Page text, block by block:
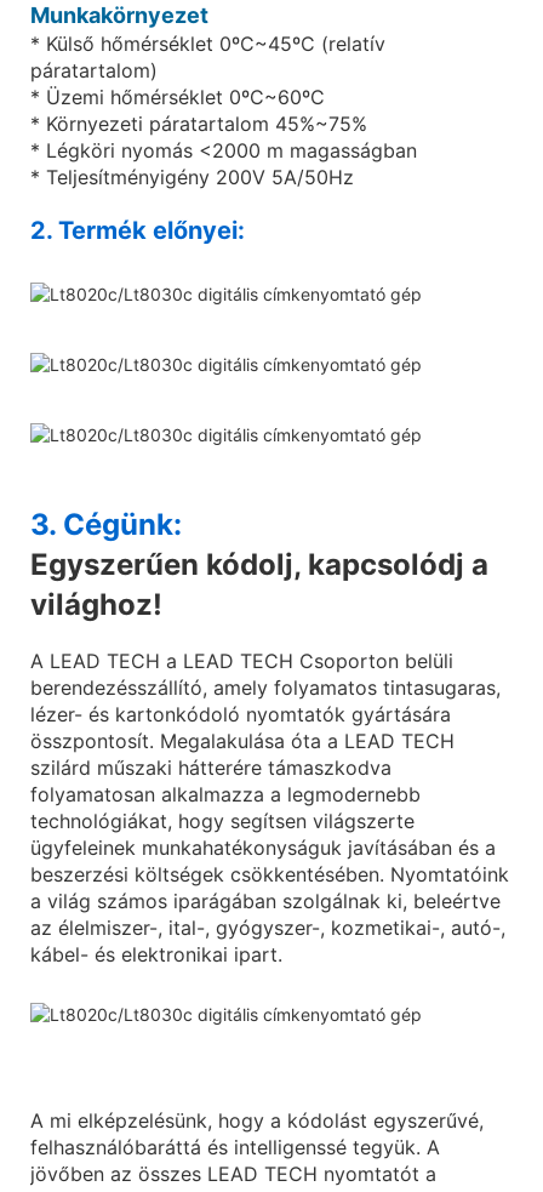
Munkakörnyezet
* Külső hőmérséklet 0ºC~45ºC (relatív
páratartalom)
* Üzemi hőmérséklet 0ºC~60ºC
* Környezeti páratartalom 45%~75%
* Légköri nyomás <2000 m magasságban
* Teljesítményigény 200V 5A/50Hz
2. Termék előnyei:
3. Cégünk:
Egyszerűen kódolj, kapcsolódj a
világhoz!
A LEAD TECH a LEAD TECH Csoporton belüli
berendezésszállító, amely folyamatos tintasugaras,
lézer- és kartonkódoló nyomtatók gyártására
összpontosít. Megalakulása óta a LEAD TECH
szilárd műszaki hátterére támaszkodva
folyamatosan alkalmazza a legmodernebb
technológiákat, hogy segítsen világszerte
ügyfeleinek munkahatékonyságuk javításában és a
beszerzési költségek csökkentésében. Nyomtatóink
a világ számos iparágában szolgálnak ki, beleértve
az élelmiszer-, ital-, gyógyszer-, kozmetikai-, autó-,
kábel- és elektronikai ipart.
A mi elképzelésünk, hogy a kódolást egyszerűvé,
felhasználóbaráttá és intelligenssé tegyük. A
jövőben az összes LEAD TECH nyomtatót a